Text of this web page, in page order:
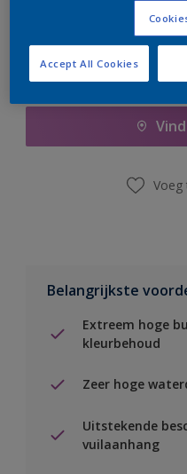
Voeg
Belangrijkste
Extreem hoge
kleurbehoud
Zeer hoge
Uitstekende
vuilaanhang
Accept All Cookies